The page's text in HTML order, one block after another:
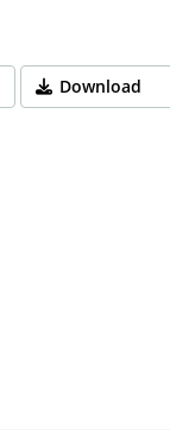
Download